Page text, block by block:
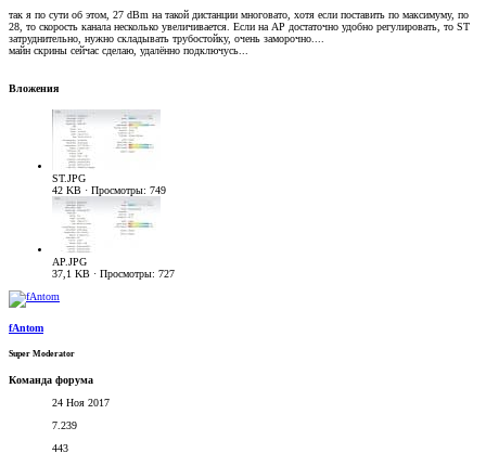
так я по сути об этом, 27 dBm на такой дистанции многовато, хотя если поставить по максимуму, по
28, то скорость канала несколько увеличивается. Если на AP достаточно удобно регулировать, то ST
затруднительно, нужно складывать трубостойку, очень заморочно....
майн скрины сейчас сделаю, удалённо подключусь...
Вложения
ST.JPG
42 KB · Просмотры: 749
AP.JPG
37,1 KB · Просмотры: 727
fAntom
Super Moderator
Команда форума
24 Ноя 2017
7.239
443